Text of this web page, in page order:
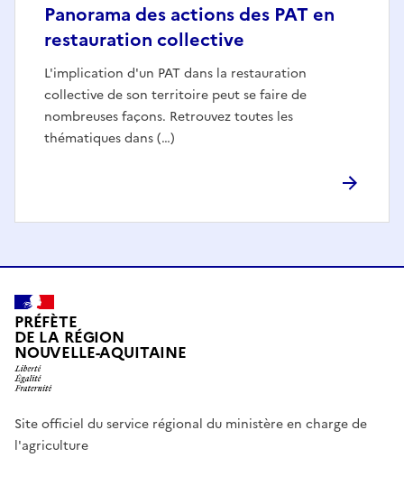
Panorama des actions des PAT en
restauration collective
L'implication d'un PAT dans la restauration
collective de son territoire peut se faire de
nombreuses façons. Retrouvez toutes les
thématiques dans (…)
PRÉFÈTE
DE LA RÉGION
NOUVELLE-AQUITAINE
Site officiel du service régional du ministère en charge de
l'agriculture